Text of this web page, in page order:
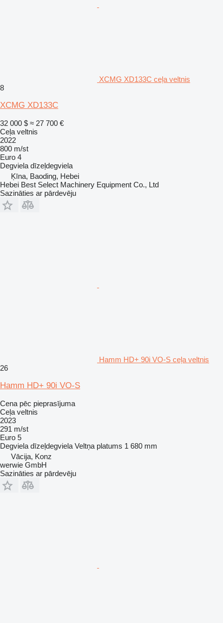
XCMG XD133C ceļa veltnis
8
XCMG XD133C
32 000 $ ≈ 27 700 €
Ceļa veltnis
2022
800 m/st
Euro 4
Degviela dīzeļdegviela
Ķīna, Baoding, Hebei
Hebei Best Select Machinery Equipment Co., Ltd
Sazināties ar pārdevēju
Hamm HD+ 90i VO-S ceļa veltnis
26
Hamm HD+ 90i VO-S
Cena pēc pieprasījuma
Ceļa veltnis
2023
291 m/st
Euro 5
Degviela dīzeļdegviela Veltņa platums 1 680 mm
Vācija, Konz
werwie GmbH
Sazināties ar pārdevēju